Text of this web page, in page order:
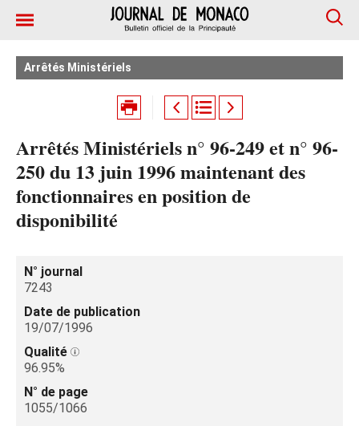
Arrêtés Ministériels
Arrêtés Ministériels n° 96-249 et n° 96-
250 du 13 juin 1996 maintenant des
fonctionnaires en position de
disponibilité
N° journal
7243
Date de publication
19/07/1996
Qualité
96.95%
N° de page
1055/1066